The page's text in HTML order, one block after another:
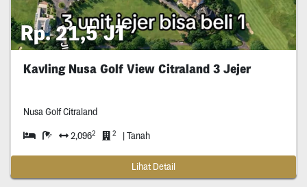
Rp. 21,5 JT
Kavling Nusa Golf View Citraland 3 Jejer
Nusa Golf Citraland
2,0962 2 | Tanah
Lihat Detail